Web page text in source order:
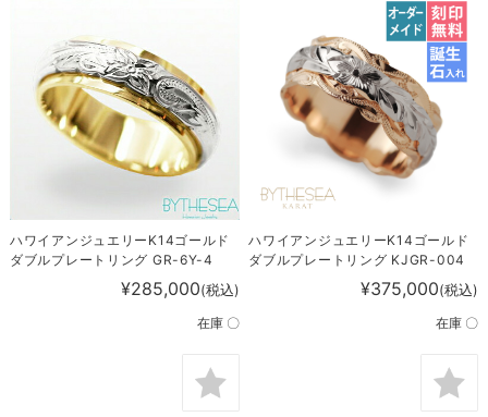
ハワイアンジュエリーK14ゴールド
ダブルプレートリング GR-6Y-4
¥285,000(税込)
在庫 〇
ハワイアンジュエリーK14ゴールド
ダブルプレートリング KJGR-004
¥375,000(税込)
在庫 〇